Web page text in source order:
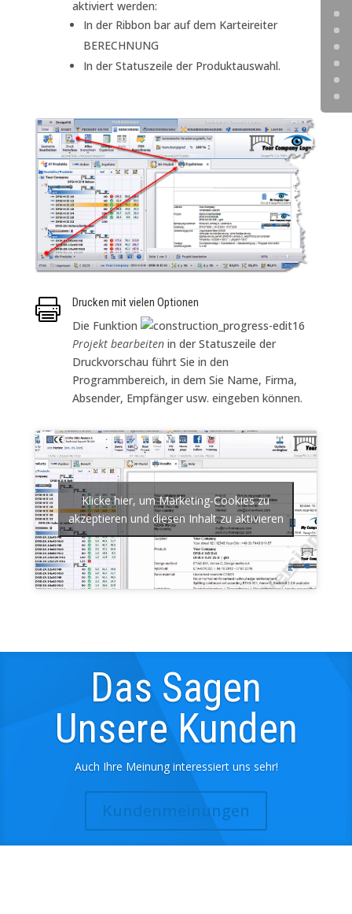
aktiviert werden:
In der Ribbon bar auf dem Karteireiter
BERECHNUNG
In der Statuszeile der Produktauswahl.
 Drucken mit vielen Optionen
Die Funktion
Projekt bearbeitenin der Statuszeile der
Druckvorschau führt Sie in den
Programmbereich, in dem Sie Name, Firma,
Absender, Empfänger usw. eingeben können.
Klicke hier, um Marketing-Cookies zu
akzeptieren und diesen Inhalt zu aktivieren
Das Sagen
Unsere Kunden
Auch Ihre Meinung interessiert uns sehr!
Kundenmeinungen